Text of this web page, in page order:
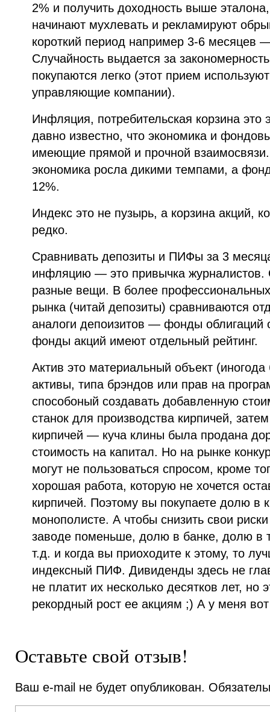
2% и получить доходность выше
начинают мухлевать и рекламируют
короткий период например 3-6 месяцев
Случайность выдается за
покупаются легко (этот прием
управляющие компании).
Инфляция, потребительская корзина
давно известно, что экономика и
имеющие прямой и прочной
экономика росла дикими темпами, а
12%.
Индекс это не пузырь, а корзина акций,
редко.
Сравнивать депозиты и ПИФы за 3
инфляцию — это привычка журналистов.
разные вещи. В более
рынка (читай депозиты) сравниваются
аналоги депоизитов — фонды облигаций
фонды акций имеют отдельный рейтинг.
Актив это материальный объект
активы, типа брэндов или прав на
способоный создавать добавленную
станок для производства кирпичей,
кирпичей — куча клины была продана
стоимость на капитал. Но на рынке
могут не пользоваться спросом, кроме
хорошая работа, которую не хочется
кирпичей. Поэтому вы покупаете долю в
монополисте. А чтобы снизить свои
заводе поменьше, долю в банке, долю в
т.д. и когда вы приоходите к этому, то
индексный ПИФ. Дивиденды здесь не
не платит их несколько десятков лет, но
рекордный рост ее акциям ;) А у меня
Оставьте свой отзыв!
Ваш e-mail не будет опубликован.